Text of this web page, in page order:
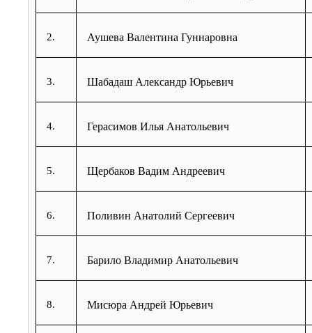
2. Аушева Валентина Гуннаровна
3. Шабадаш Александр Юрьевич
4. Герасимов Илья Анатольевич
5. Щербаков Вадим Андреевич
6. Поливин Анатолий Сергеевич
7. Барило Владимир Анатольевич
8. Мисюра Андрей Юрьевич